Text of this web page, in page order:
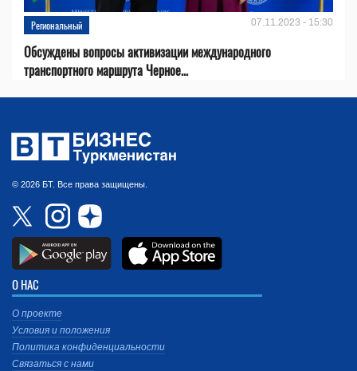
Региональный 07.11.2023 - 15:30
Обсуждены вопросы активизации международного
транспортного маршрута Черное...
© 2026 БТ. Все права защищены.
О НАС
О проекте
Условия и положения
Политика конфиденциальности
Связаться с нами